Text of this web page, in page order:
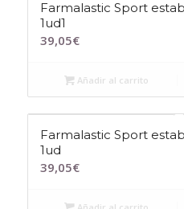
Farmalastic Sport
1ud1
39,05€
Añadir al carrito
Farmalastic Sport
1ud
39,05€